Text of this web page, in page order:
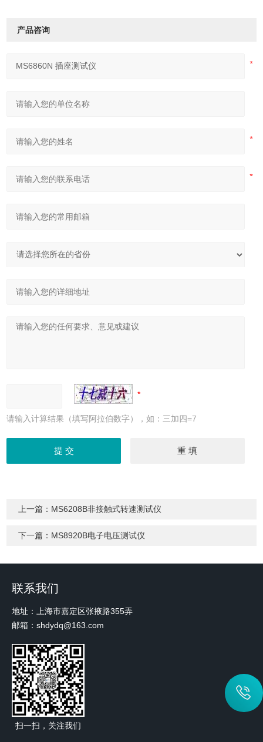
产品咨询
请输入计算结果（填写阿拉伯数字），如：三加四=7
上一篇： MS6208B非接触式转速测试仪
下一篇： MS8920B电子电压测试仪
联系我们
地址：上海市嘉定区张掖路355弄
邮箱：shdydq@163.com
扫一扫，关注我们